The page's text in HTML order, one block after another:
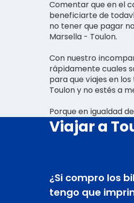
Comentar que en el
beneficiarte de
no tener que pagar
Marsella - Toulon.
Con nuestro
rápidamente cuales
para que viajes en
Toulon y no estés a
Porque en igualdad
Viajar a
¿Si compro los
tengo que